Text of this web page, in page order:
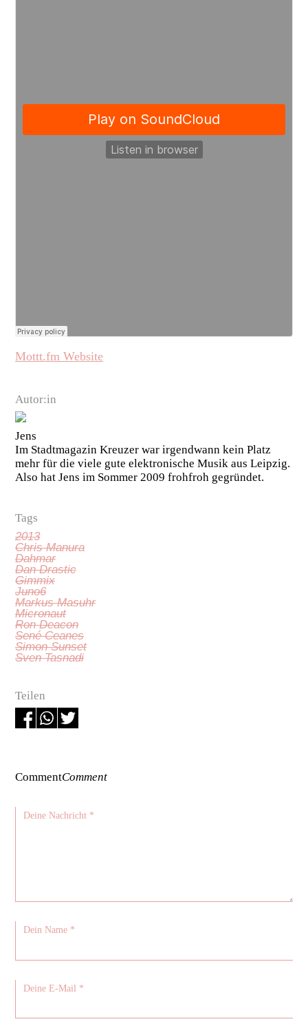
Autor:in
Jens
Im Stadtmagazin Kreuzer war irgendwann kein Platz
mehr für die viele gute elektronische Musik aus Leipzig.
Also hat Jens im Sommer 2009 frohfroh gegründet.
Tags
2013
Chris Manura
Dahmar
Dan Drastic
Gimmix
Juno6
Markus Masuhr
Micronaut
Ron Deacon
Sené Ceanes
Simon Sunset
Sven Tasnadi
Teilen
Mottt.fm Website
CommentComment